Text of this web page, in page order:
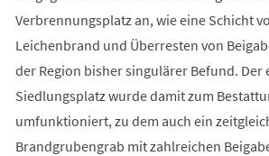
Verbrennungsplatz an, wie eine Schicht
Leichenbrand und Überresten von
der Region bisher singulärer Befund. Der
Siedlungsplatz wurde damit zum
umfunktioniert, zu dem auch ein
Brandgrubengrab mit zahlreichen